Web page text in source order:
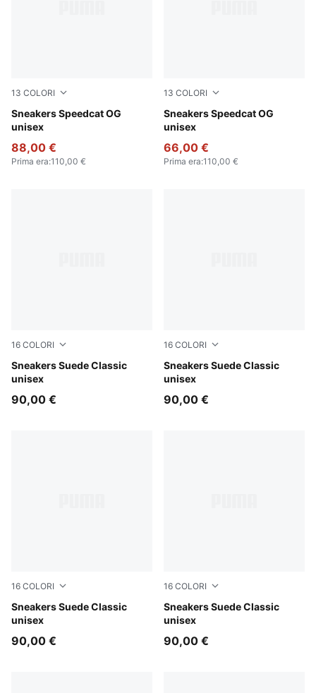
13 COLORI
Sneakers Speedcat OG
unisex
PUMA Black-PUMA White
88,00 €
Prima era:110,00 €
13 COLORI
Sneakers Speedcat OG
unisex
Pelé Yellow-PUMA Black
66,00 €
Prima era:110,00 €
16 COLORI
Sneakers Suede Classic
unisex
PUMA Black-PUMA Black
90,00 €
16 COLORI
Sneakers Suede Classic
unisex
PUMA Black-PUMA White
90,00 €
16 COLORI
Sneakers Suede Classic
unisex
Haute Coffee-PUMA White
90,00 €
16 COLORI
Sneakers Suede Classic
unisex
PUMA Navy-PUMA White
90,00 €